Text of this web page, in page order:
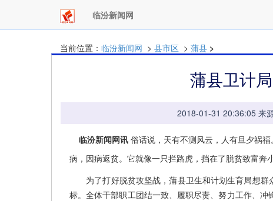
临汾新闻网
当前位置： 临汾新闻网 > 县市区 > 蒲县 >
蒲县卫计
2018-01-31 20:36:05
临汾新闻网讯 俗话说，天有不测风云，人有旦夕祸
病，因病返贫。它就像一只拦路虎，挡在了脱贫致富奔
为了打好脱贫攻坚战，蒲县卫生和计划生育局想群
标。全体干部职工团结一致、履职尽责、努力工作、冲